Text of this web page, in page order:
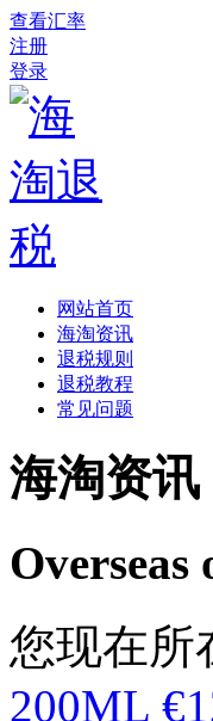
查看汇率
注册
登录
网站首页
海淘资讯
退税规则
退税教程
常见问题
海淘资讯
您现在所
200ML